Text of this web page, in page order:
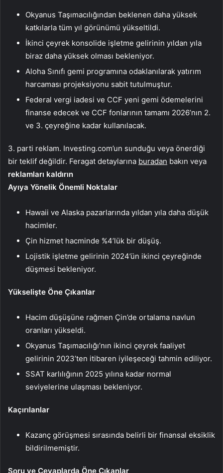
Okyanus Taşımacılığından beklenen daha yüksek
katkılarla tüm yıl görünümü yükseltildi.
İkinci çeyrek konsolide işletme gelirinin yıldan yıla
biraz daha yüksek olması bekleniyor.
Aloha Sınıfı gemi programına odaklanılarak yatırım
harcaması projeksiyonu sabit tutulmuştur.
Federal vergi iadesi ve CCF yeni gemi ödemelerini
finanse edecek ve CCF fonlarının tamamı 2026’nın 2.
ve 3. çeyreğine kadar kullanılacak.
3. parti reklam. Investing.com’un sunduğu veya önerdiği
bir teklif değildir. Feragat detaylarına buradan bakın veya
reklamları kaldırın
Ayıya Yönelik Önemli Noktalar
Hawaii ve Alaska pazarlarında yıldan yıla daha düşük
hacimler.
Çin hizmet hacminde %4’lük bir düşüş.
Lojistik işletme gelirinin 2024’ün ikinci çeyreğinde
düşmesi bekleniyor.
Yükselişte Öne Çıkanlar
Hacim düşüşüne rağmen Çin’de ortalama navlun
oranları yükseldi.
Okyanus Taşımacılığı’nın ikinci çeyrek faaliyet
gelirinin 2023’ten itibaren iyileşeceği tahmin ediliyor.
SSAT karlılığının 2025 yılına kadar normal
seviyelerine ulaşması bekleniyor.
Kaçırılanlar
Kazanç görüşmesi sırasında belirli bir finansal eksiklik
bildirilmemiştir.
Soru ve Cevaplarda Öne Çıkanlar